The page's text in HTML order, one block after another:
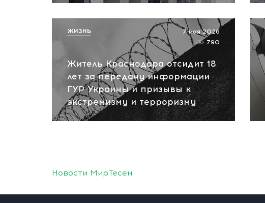
Житель Краснодара отсидит 18
лет за передачу информации
ГУР Украины и призывы к
экстремизму и терроризму
7 мая 2026
790
ЖИЗНЬ
Новости МирТесен